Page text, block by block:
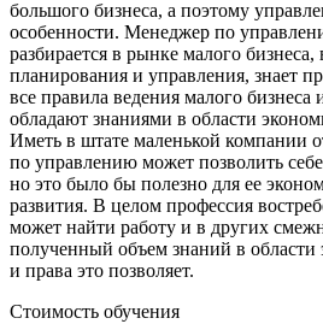
большого бизнеса, а поэтому
особенности. Менеджер по
разбирается в рынке малого бизнеса,
планирования и управления, знает
все правила ведения малого бизнеса
обладают знаниями в области
Иметь в штате маленькой компании
по управлению может позволить
но это было бы полезно для ее
развития. В целом профессия
может найти работу и в других
полученный объем знаний в
и права это позволяет.
Стоимость обучения